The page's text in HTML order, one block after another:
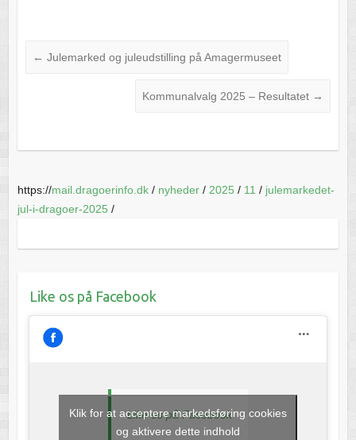
← Julemarked og juleudstilling på Amagermuseet
Kommunalvalg 2025 – Resultatet →
https://mail.dragoerinfo.dk/ nyheder/ 2025 / 11 / julemarkedet-
jul-i-dragoer-2025 /
Like os på Facebook
Like os på Facebook
Klik for at acceptere markedsføring cookies
og aktivere dette indhold